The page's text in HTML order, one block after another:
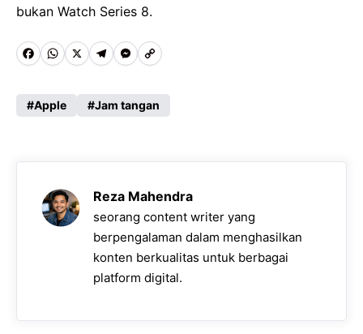
bukan Watch Series 8.
F
c
b
W
a
s
A
p
X T
l
g
r
a
m
M
s
e
n
g
e
r
C
p
L
i
n
k
Apple Jam tangan
Reza Mahendra
seorang content writer yang
berpengalaman dalam menghasilkan
konten berkualitas untuk berbagai
platform digital.